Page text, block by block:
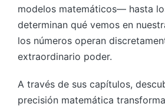
modelos matemáticos— hasta
determinan qué vemos en
los números operan
extraordinario poder.
A través de sus capítulos,
precisión matemática